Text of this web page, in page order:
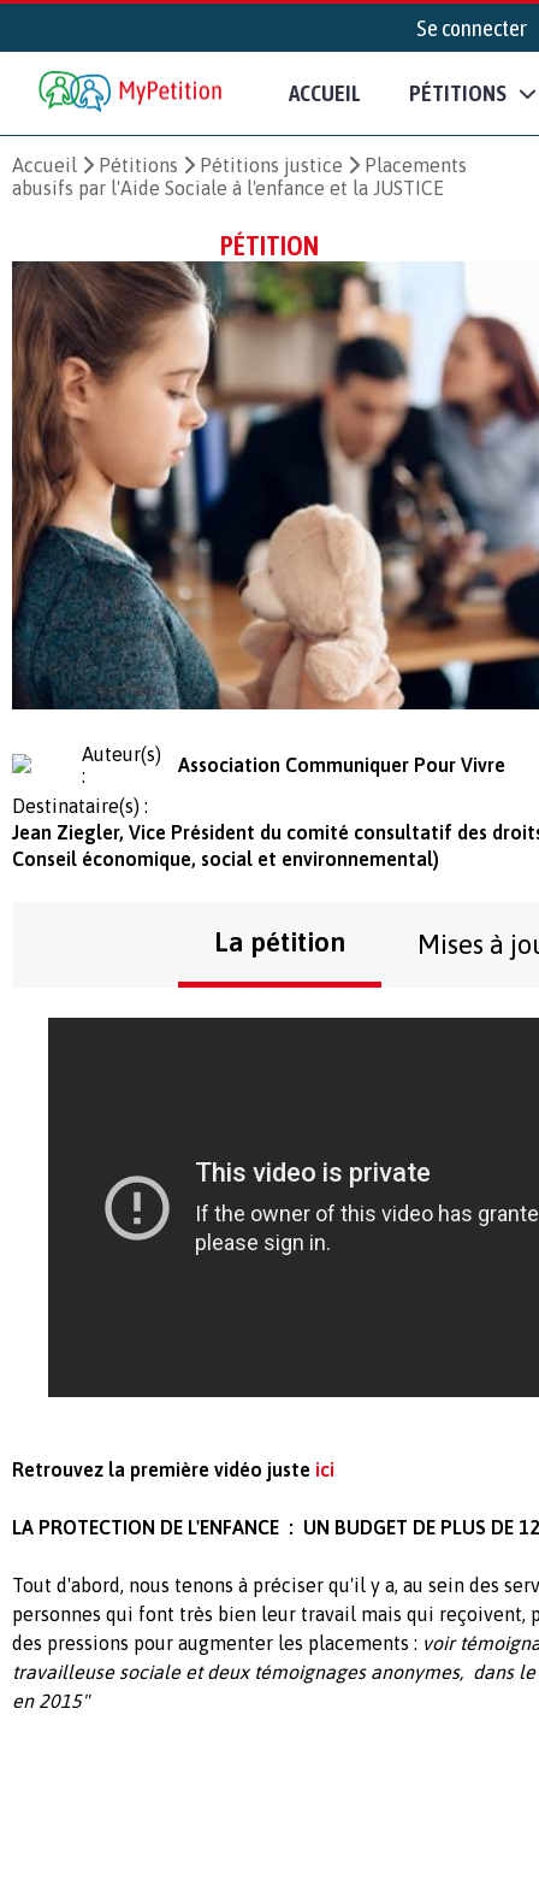
Se connecter
ACCUEIL PÉTITIONS
Accueil Pétitions Pétitions justice
Placements
abusifs par l'Aide Sociale à l'enfance et la JUSTICE
PÉTITION
Auteur(s)
:
Association Communiquer Pour Vivre
Destinataire(s) :
Jean Ziegler, Vice Président du comité consultatif des
Conseil économique, social et environnemental)
La pétition Mises à
Retrouvez la première vidéo juste ici
LA PROTECTION DE L'ENFANCE : UN BUDGET DE PLUS DE
Tout d'abord, nous tenons à préciser qu'il y a, au sein des
personnes qui font très bien leur travail mais qui reçoivent,
des pressions pour augmenter les placements : voir
travailleuse sociale et deux témoignages anonymes, dans
en 2015"